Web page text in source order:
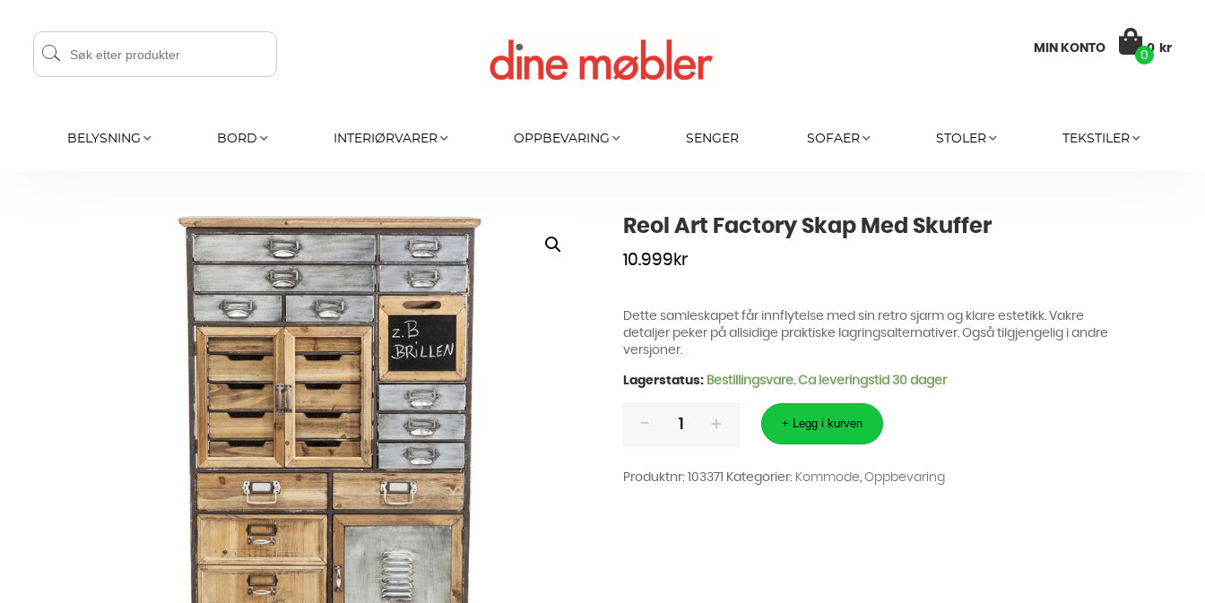
MIN KONTO
0
0 kr
BELYSNING BORD INTERIØRVARER OPPBEVARING SENGER SOFAER STOLER TEKSTILER
Reol Art Factory Skap Med Skuffer
10.999 kr
Dette samleskapet får innflytelse med sin retro sjarm og klare estetikk. Vakre
detaljer peker på allsidige praktiske lagringsalternativer. Også tilgjengelig i andre
versjoner.
Lagerstatus: Bestillingsvare. Ca leveringstid 30 dager
Art
Skuffer
antall
+ Legg i kurven
Produktnr: 103371 Kategorier: Kommode,Oppbevaring